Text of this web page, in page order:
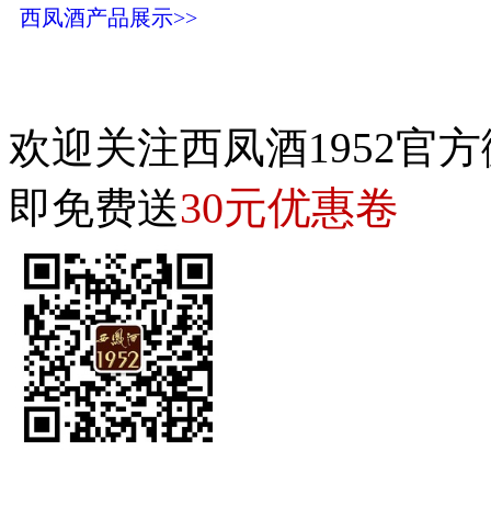
西凤酒产品展示>>
欢迎关注西凤酒1952官
即免费送30元优惠卷